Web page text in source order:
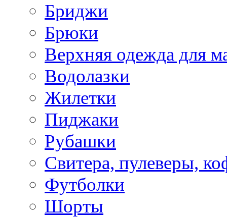
Бриджи
Брюки
Верхняя одежда для
Водолазки
Жилетки
Пиджаки
Рубашки
Свитера, пулеверы,
Футболки
Шорты